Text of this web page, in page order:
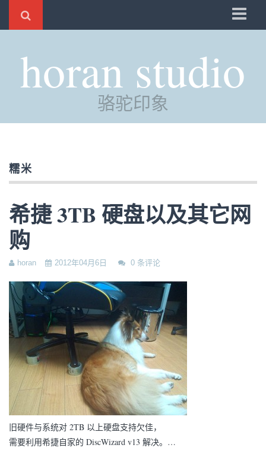
时光
评分
管理
horan studio
骆驼印象
糯米
希捷 3TB 硬盘以及其它网
购
horan 2012年04月6日 0 条评论
旧硬件与系统对 2TB 以上硬盘支持欠佳，
需要利用希捷自家的 DiscWizard v13 解决。…